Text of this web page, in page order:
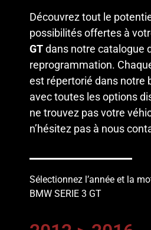
Découvrez tout le
possibilités offertes à
GTdans notre catalogue
reprogrammation.
est répertorié dans notre
avec toutes les options
ne trouvez pas votre
n’hésitez pas à nous
Sélectionnez l’année et la
BMW SERIE 3 GT